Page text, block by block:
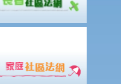
實，我們在清盤呈請聆訊前
債務。我亦有理據相信該公
以提出清盤呈請，但清盤程